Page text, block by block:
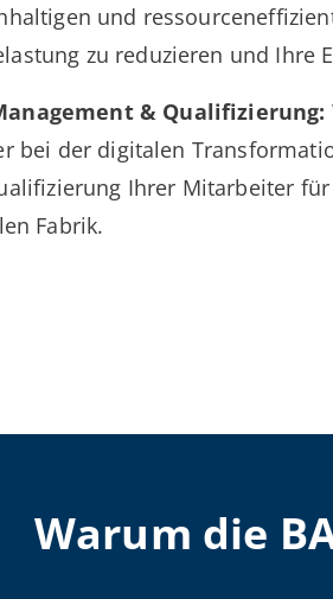
und
zu reduzieren und Ihre
& Qualifizierung:
bei der digitalen
Ihrer Mitarbeiter
Fabrik.
Warum die